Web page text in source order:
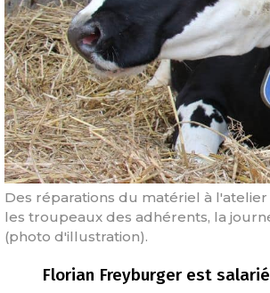
Des réparations du matériel à
les troupeaux des adhérents, la
(photo d'illustration).
Florian Freyburger est